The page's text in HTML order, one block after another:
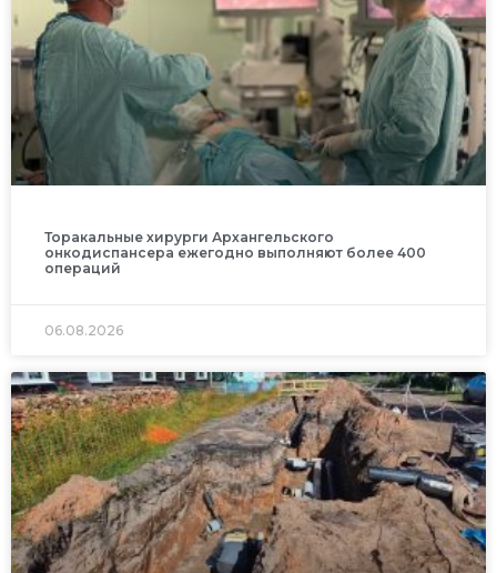
Торакальные хирурги Архангельского
онкодиспансера ежегодно выполняют более 400
операций
06.08.2026